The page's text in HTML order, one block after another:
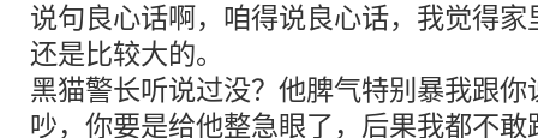
说句良心话啊，咱得说良心话，我觉得
还是比较大的。
黑猫警长听说过没？他脾气特别暴我跟
吵，你要是给他整急眼了，后果我都不敢